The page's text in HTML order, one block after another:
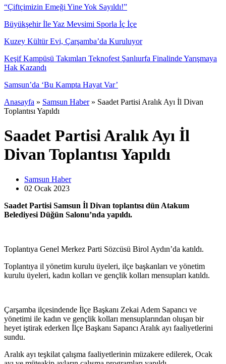
“Çiftçimizin Emeği Yine Yok Sayıldı!”
Büyükşehir İle Yaz Mevsimi Sporla İç İçe
Kuzey Kültür Evi, Çarşamba’da Kuruluyor
Keşif Kampüsü Takımları Teknofest Şanlıurfa Finalinde Yarışmaya
Hak Kazandı
Samsun’da ‘Bu Kampta Hayat Var’
Anasayfa » Samsun Haber » Saadet Partisi Aralık Ayı İl Divan
Toplantısı Yapıldı
Saadet Partisi Aralık Ayı İl
Divan Toplantısı Yapıldı
Samsun Haber
02 Ocak 2023
Saadet Partisi Samsun İl Divan toplantısı dün Atakum
Belediyesi Düğün Salonu’nda yapıldı.
Toplantıya Genel Merkez Parti Sözcüsü Birol Aydın’da katıldı.
Toplantıya il yönetim kurulu üyeleri, ilçe başkanları ve yönetim
kurulu üyeleri, kadın kolları ve gençlik kolları mensupları katıldı.
Çarşamba ilçesindende İlçe Başkanı Zekai Adem Sapancı ve
yönetimi ile kadın ve gençlik kolları mensuplarından oluşan bir
heyet iştirak ederken İlçe Başkanı Sapancı Aralık ayı faaliyetlerini
sundu.
Aralık ayı teşkilat çalışma faaliyetlerinin müzakere edilerek, Ocak